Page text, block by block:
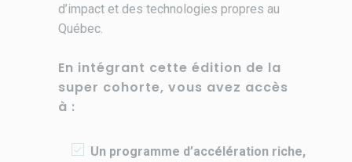
d’impact et des technologies propres au
Québec.
En intégrant cette édition de la
super cohorte, vous avez accès
à :
Un programme d’accélération riche,